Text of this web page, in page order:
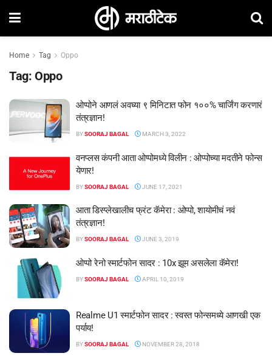
Home Tag Oppo
Tag: Oppo
ओप्पोने आणलं अवघ्या ९ मिनिटात फोन १००% चार्जिंग करणारं
तंत्रज्ञान!
BYSOORAJ BAGAL MARCH 3, 2022
वनप्लस कंपनी आता ओप्पोमध्ये विलीन : ओप्पोच्या मदतीने फोन्स
येणार!
BYSOORAJ BAGAL JUNE 17, 2021
आता डिस्प्लेखालीच फ्रंट कॅमेरा : ओप्पो, शायोमीचं नवं
तंत्रज्ञान!
BYSOORAJ BAGAL JUNE 3, 2019
ओप्पो रेनो स्मार्टफोन सादर : 10x झूम असलेला कॅमेरा!
BYSOORAJ BAGAL APRIL 10, 2019
Realme U1 स्मार्टफोन सादर : स्वस्त फोन्समध्ये आणखी एक
पर्याय!
BYSOORAJ BAGAL NOVEMBER 28, 2018